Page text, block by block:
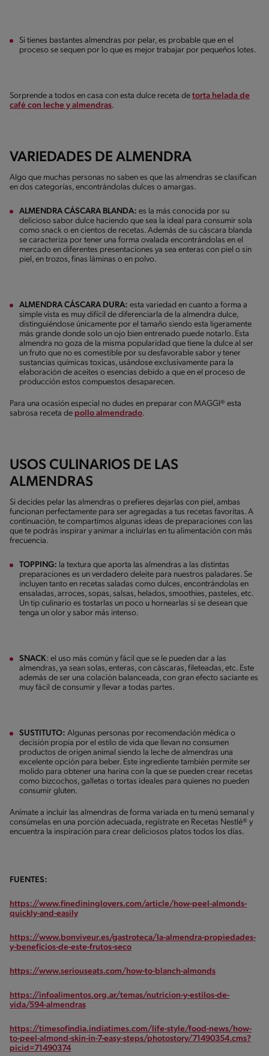
Si tienes bastantes almendras por pelar, es probable que en el
proceso se sequen por lo que es mejor trabajar por pequeños lotes.
Sorprende a todos en casa con esta dulce receta de torta helada de
café con leche y almendras.
VARIEDADES DE ALMENDRA
Algo que muchas personas no saben es que las almendras se clasifican
en dos categorías, encontrándolas dulces o amargas.
ALMENDRA CÁSCARA BLANDA: es la más conocida por su
delicioso sabor dulce haciendo que sea la ideal para consumir sola
como snack o en cientos de recetas. Además de su cáscara blanda
se caracteriza por tener una forma ovalada encontrándolas en el
mercado en diferentes presentaciones ya sea enteras con piel o sin
piel, en trozos, finas láminas o en polvo.
ALMENDRA CÁSCARA DURA: esta variedad en cuanto a forma a
simple vista es muy difícil de diferenciarla de la almendra dulce,
distinguiéndose únicamente por el tamaño siendo esta ligeramente
más grande donde solo un ojo bien entrenado puede notarlo. Esta
almendra no goza de la misma popularidad que tiene la dulce al ser
un fruto que no es comestible por su desfavorable sabor y tener
sustancias químicas toxicas, usándose exclusivamente para la
elaboración de aceites o esencias debido a que en el proceso de
producción estos compuestos desaparecen.
Para una ocasión especial no dudes en preparar con MAGGI® esta
sabrosa receta de pollo almendrado.
USOS CULINARIOS DE LAS
ALMENDRAS
Si decides pelar las almendras o prefieres dejarlas con piel, ambas
funcionan perfectamente para ser agregadas a tus recetas favoritas. A
continuación, te compartimos algunas ideas de preparaciones con las
que te podrás inspirar y animar a incluirlas en tu alimentación con más
frecuencia.
TOPPING: la textura que aporta las almendras a las distintas
preparaciones es un verdadero deleite para nuestros paladares. Se
incluyen tanto en recetas saladas como dulces, encontrándolas en
ensaladas, arroces, sopas, salsas, helados, smoothies, pasteles, etc.
Un tip culinario es tostarlas un poco u hornearlas si se desean que
tenga un olor y sabor más intenso.
SNACK: el uso más común y fácil que se le pueden dar a las
almendras, ya sean solas, enteras, con cáscaras, fileteadas, etc. Este
además de ser una colación balanceada, con gran efecto saciante es
muy fácil de consumir y llevar a todas partes.
SUSTITUTO: Algunas personas por recomendación médica o
decisión propia por el estilo de vida que llevan no consumen
productos de origen animal siendo la leche de almendras una
excelente opción para beber. Este ingrediente también permite ser
molido para obtener una harina con la que se pueden crear recetas
como bizcochos, galletas o tortas ideales para quienes no pueden
consumir gluten.
Anímate a incluir las almendras de forma variada en tu menú semanal y
consúmelas en una porción adecuada, regístrate en Recetas Nestlé® y
encuentra la inspiración para crear deliciosos platos todos los días.
FUENTES:
https://www.finedininglovers.com/article/how-peel-almonds-
quickly-and-easily
https://www.bonviveur.es/gastroteca/la-almendra-propiedades-
y-beneficios-de-este-frutos-seco
https://www.seriouseats.com/how-to-blanch-almonds
https://infoalimentos.org.ar/temas/nutricion-y-estilos-de-
vida/594-almendras
https://timesofindia.indiatimes.com/life-style/food-news/how-
to-peel-almond-skin-in-7-easy-steps/photostory/71490354.cms?
picid=71490374